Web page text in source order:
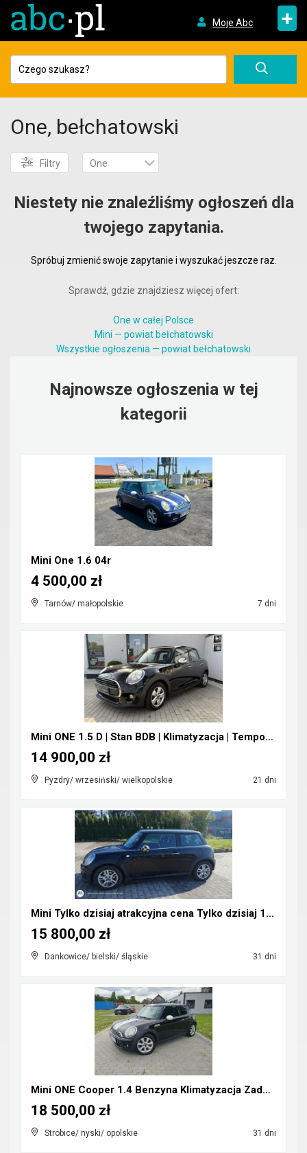
Moje Abc +
One, bełchatowski
Filtry One
Niestety nie znaleźliśmy ogłoszeń dla
twojego zapytania.
Spróbuj zmienić swoje zapytanie i wyszukać jeszcze raz.
Sprawdź, gdzie znajdziesz więcej ofert:
One w całej Polsce
Mini — powiat bełchatowski
Wszystkie ogłoszenia — powiat bełchatowski
Najnowsze ogłoszenia w tej
kategorii
Mini One 1.6 04r
Tarnów/ małopolskie 7 dni
4 500,00 zł
Mini ONE 1.5 D | Stan BDB | Klimatyzacja | Tempoma...
Pyzdry/ wrzesiński/ wielkopolskie 21 dni
14 900,00 zł
Mini Tylko dzisiaj atrakcyjna cena Tylko dzisiaj 1...
Dankowice/ bielski/ śląskie 31 dni
15 800,00 zł
Mini ONE Cooper 1.4 Benzyna Klimatyzacja Zadbany R...
Strobice/ nyski/ opolskie 31 dni
18 500,00 zł